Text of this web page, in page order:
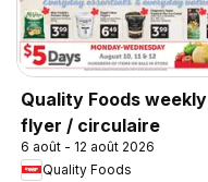
Quality Foods weekly
flyer / circulaire
6 août - 12 août 2026
Quality Foods